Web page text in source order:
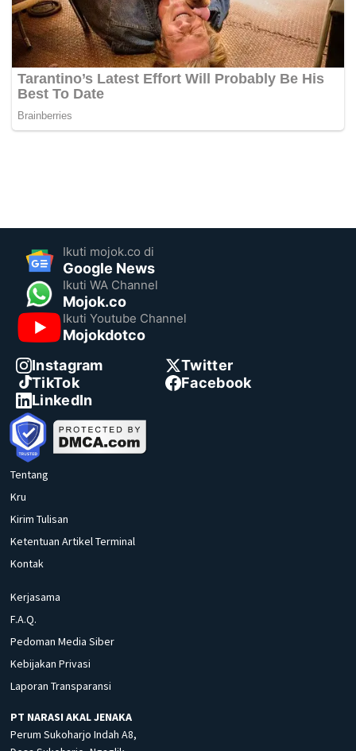
Ikuti mojok.co di
Google News
Ikuti WA Channel
Mojok.co
Ikuti Youtube Channel
Mojokdotco
Instagram
Twitter
TikTok
Facebook
LinkedIn
Tentang
Kru
Kirim Tulisan
Ketentuan Artikel Terminal
Kontak
Kerjasama
F.A.Q.
Pedoman Media Siber
Kebijakan Privasi
Laporan Transparansi
PT NARASI AKAL JENAKA
Perum Sukoharjo Indah A8,